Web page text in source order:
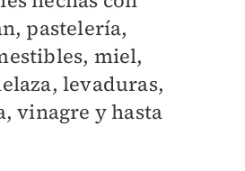
pastelería,
miel,
levaduras,
vinagre y hasta